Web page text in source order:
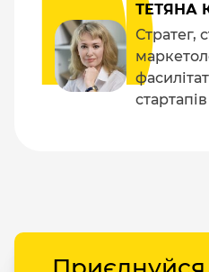
ТЕТЯНА
Стратег,
стартапів